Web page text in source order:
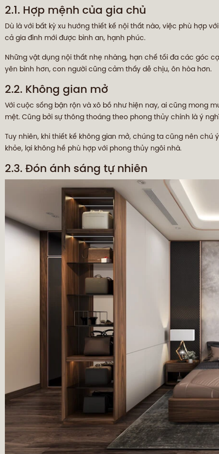
2.1. Hợp mệnh của gia chủ
Dù là với bất kỳ xu hướng thiết kế nội thất nào, việc phù hợp
cả gia đình mới được bình an, hạnh phúc.
Những vật dụng nội thất nhẹ nhàng, hạn chế tối đa các góc
yên bình hơn, con người cũng cảm thấy dễ chịu, ôn hòa hơn.
2.2. Không gian mở
Với cuộc sống bận rộn và xô bồ như hiện nay, ai cũng mong
mệt. Cũng bởi sự thông thoáng theo phong thủy chính là ý
Tuy nhiên, khi thiết kế không gian mở, chúng ta cũng nên
khỏe, lại không hề phù hợp với phong thủy ngôi nhà.
2.3. Đón ánh sáng tự nhiên